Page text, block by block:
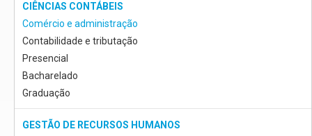
CIÊNCIAS CONTÁBEIS
Comércio e administração
Contabilidade e tributação
Presencial
Bacharelado
Graduação
GESTÃO DE RECURSOS HUMANOS